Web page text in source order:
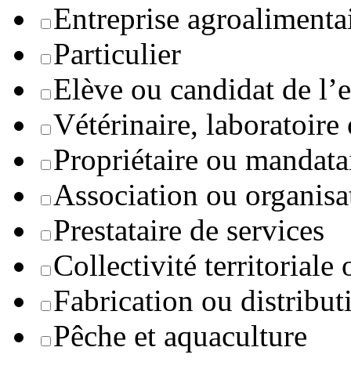
Entreprise
Particulier
Elève ou candidat de
Vétérinaire, laboratoire
Propriétaire ou
Association ou
Prestataire de services
Collectivité territoriale
Fabrication ou
Pêche et aquaculture